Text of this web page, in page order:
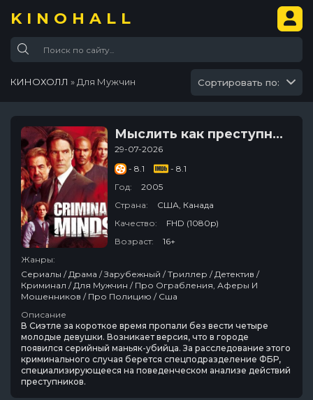
KINOHALL
КИНОХОЛЛ » Для Мужчин Сортировать по:
Мыслить как преступник
29-07-2026
- 8.1
- 8.1
Год:
2005
Страна:
США, Канада
Качество:
FHD (1080p)
Возраст:
16+
Жанры:
Сериалы / Драма / Зарубежный / Триллер / Детектив /
Криминал / Для Мужчин / Про Ограбления, Аферы И
Мошенников / Про Полицию / Сша
Описание
В Сиэтле за короткое время пропали без вести четыре
молодые девушки. Возникает версия, что в городе
появился серийный маньяк-убийца. За расследование этого
криминального случая берется спецподразделение ФБР,
специализирующееся на поведенческом анализе действий
преступников.